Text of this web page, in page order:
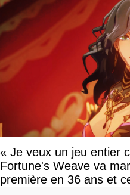
« Je veux un jeu entier
Fortune's Weave va
première en 36 ans et